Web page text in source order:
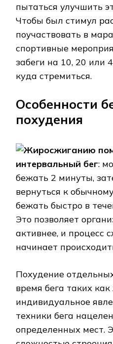
пытаться улучшить
Чтобы был стимул
поучаствовать в
спортивные
забеги на 10, 20 или
куда стремиться.
Особенности
похудения
Жиросжиганию
интервальный бег:
бежать 2 минуты,
вернуться к
бежать быстро в
Это позволяет
активнее, и процесс
начинает
Похудение
время бега таких
индивидуальное
техники бега
определенных мест.